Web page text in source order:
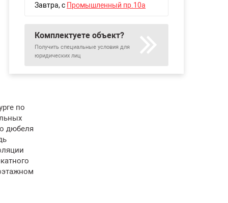
Завтра, с Промышленный пр.10а
Комплектуете объект?
Получить специальные условия для
юридических лиц
по
дюбеля